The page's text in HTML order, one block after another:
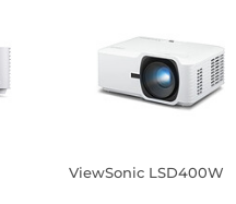
ViewSonic LSD400W